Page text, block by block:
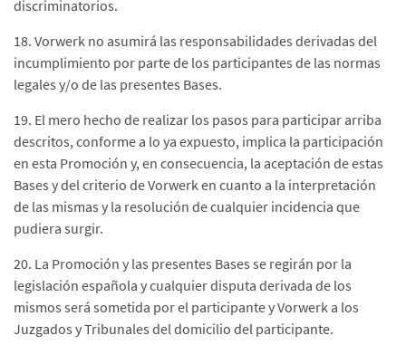
discriminatorios.
18. Vorwerk no asumirá las responsabilidades derivadas del
incumplimiento por parte de los participantes de las normas
legales y/o de las presentes Bases.
19. El mero hecho de realizar los pasos para participar arriba
descritos, conforme a lo ya expuesto, implica la participación
en esta Promoción y, en consecuencia, la aceptación de estas
Bases y del criterio de Vorwerk en cuanto a la interpretación
de las mismas y la resolución de cualquier incidencia que
pudiera surgir.
20. La Promoción y las presentes Bases se regirán por la
legislación española y cualquier disputa derivada de los
mismos será sometida por el participante y Vorwerk a los
Juzgados y Tribunales del domicilio del participante.